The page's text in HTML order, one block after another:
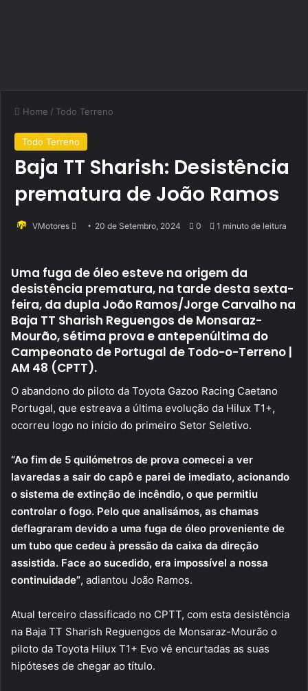
Home / Todo Terreno
Todo Terreno
Baja TT Sharish: Desistência
prematura de João Ramos
VMotores
Send 20 de Setembro, 2024 0 1 minuto de leitura
Uma fuga de óleo esteve na origem da
desistência prematura, na tarde desta sexta-
feira, da dupla João Ramos/Jorge Carvalho na
Baja TT Sharish Reguengos de Monsaraz-
Mourão, sétima prova e antepenúltima do
Campeonato de Portugal de Todo-o-Terreno |
AM 48 (CPTT).
O abandono do piloto da Toyota Gazoo Racing Caetano
Portugal, que estreava a última evolução da Hilux T1+,
ocorreu logo no início do primeiro Setor Seletivo.
“Ao fim de 5 quilómetros de prova comecei a ver
lavaredas a sair do capô e parei de imediato, acionando
o sistema de extinção de incêndio, o que permitiu
controlar o fogo. Pelo que analisámos, as chamas
deflagraram devido a uma fuga de óleo proveniente de
um tubo que cedeu à pressão da caixa da direção
assistida. Face ao sucedido, era impossível a nossa
continuidade”, adiantou João Ramos.
Atual terceiro classificado no CPTT, com esta desistência
na Baja TT Sharish Reguengos de Monsaraz-Mourão o
piloto da Toyota Hilux T1+ Evo vê encurtadas as suas
hipóteses de chegar ao título.